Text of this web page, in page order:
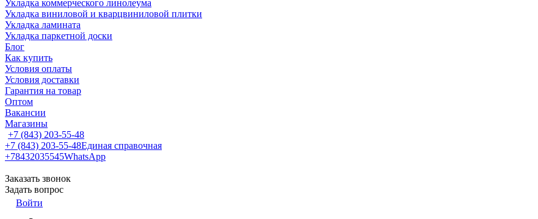
Укладка коммерческого линолеума
Укладка виниловой и кварцвиниловой плитки
Укладка ламината
Укладка паркетной доски
Блог
Как купить
Условия оплаты
Условия доставки
Гарантия на товар
Оптом
Вакансии
Магазины
+7 (843) 203-55-48
+7 (843) 203-55-48Единая справочная
+78432035545WhatsApp
Заказать звонок
Задать вопрос
Войти